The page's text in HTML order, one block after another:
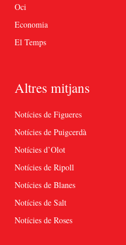
Oci
Economia
El Temps
Altres mitjans
Notícies de Figueres
Notícies de Puigcerdà
Notícies d’Olot
Notícies de Ripoll
Notícies de Blanes
Notícies de Salt
Notícies de Roses